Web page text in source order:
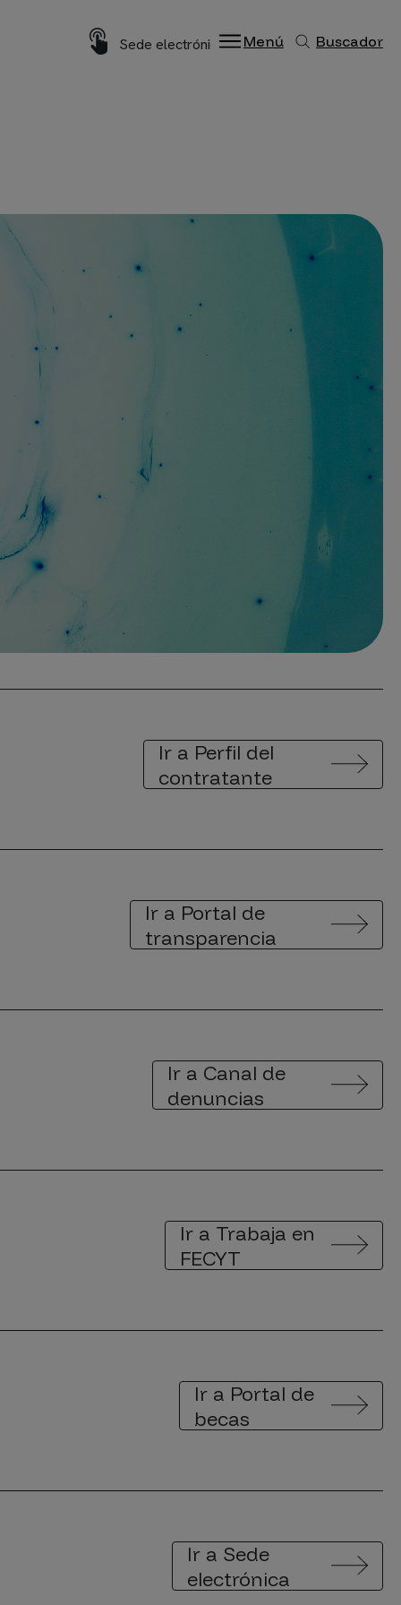
Menú
ImagenSede electrónica Buscador
Ir a Perfil del
contratante
Ir a Portal de
transparencia
Ir a Canal de
denuncias
Ir a Trabaja en
FECYT
Ir a Portal de
becas
Ir a Sede
electrónica